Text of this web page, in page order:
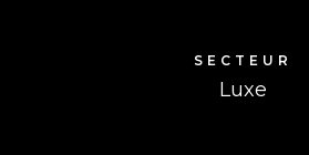
SECTEUR
Luxe